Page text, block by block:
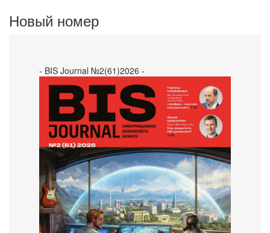
Новый номер
- BIS Journal №2(61)2026 -